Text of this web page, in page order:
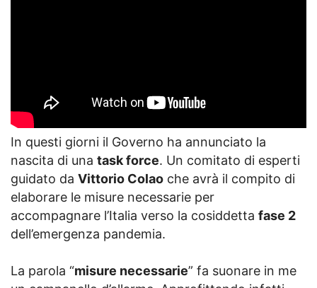
In questi giorni il Governo ha annunciato la
nascita di una task force. Un comitato di esperti
guidato da Vittorio Colao che avrà il compito di
elaborare le misure necessarie per
accompagnare l’Italia verso la cosiddetta fase 2
dell’emergenza pandemia.
La parola “misure necessarie” fa suonare in me